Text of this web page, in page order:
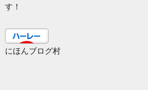
す！
にほんブログ村